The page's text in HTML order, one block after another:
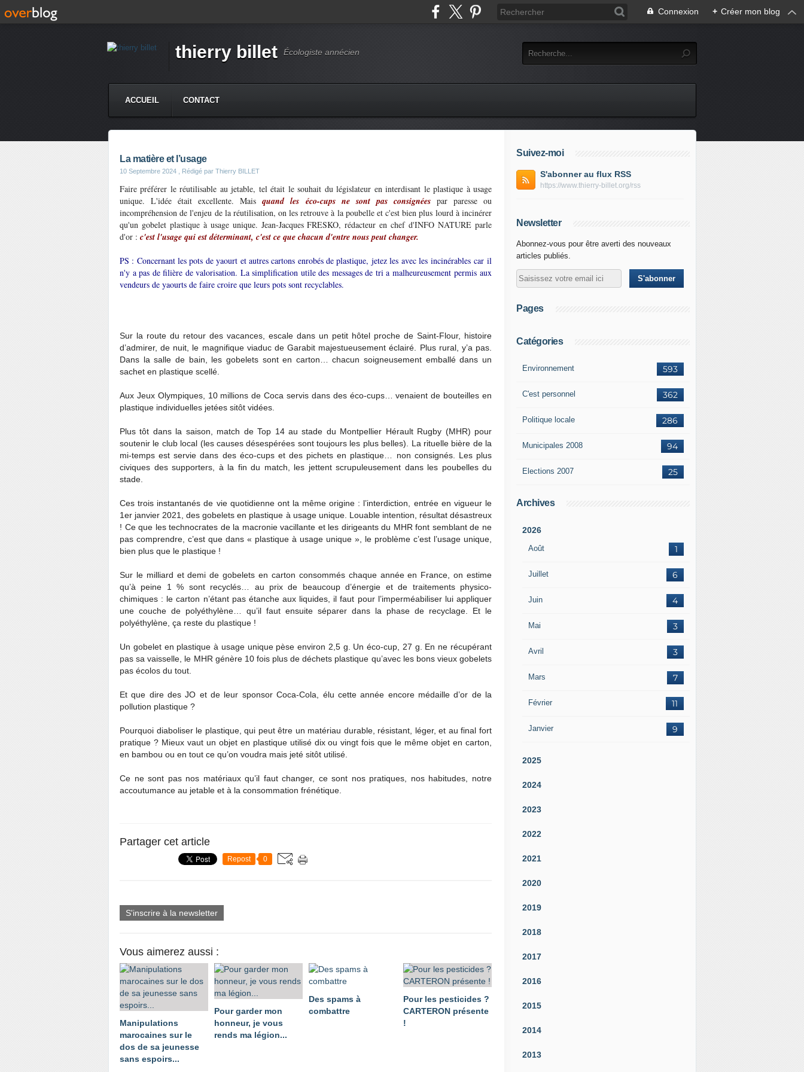
Connexion + Créer mon blog
thierry billet Écologiste annécien
ACCUEIL CONTACT
La matière et l’usage
10 Septembre 2024 , Rédigé par Thierry BILLET
Faire préférer le réutilisable au jetable, tel était le souhait du législateur en interdisant le plastique à usage
unique. L'idée était excellente. Maisquand les éco-cups ne sont pas consignées par paresse ou
incompréhension de l'enjeu de la réutilisation, on les retrouve à la poubelle et c'est bien plus lourd à incinérer
qu'un gobelet plastique à usage unique. Jean-Jacques FRESKO, rédacteur en chef d'INFO NATURE parle
d'or : c'est l'usage qui est déterminant, c'est ce que chacun d'entre nous peut changer.
PS : Concernant les pots de yaourt et autres cartons enrobés de plastique, jetez les avec lesincinérables caril
n'y a pas de filière de valorisation. La simplification utile des messages de tri a malheureusement permis aux
vendeurs de yaourts de faire croire que leurs pots sont recyclables.
Sur la route du retour des vacances, escale dans un petit hôtel proche de Saint-Flour, histoire
d’admirer, de nuit, le magnifique viaduc de Garabit majestueusement éclairé. Plus rural, y’a pas.
Dans la salle de bain, les gobelets sont en carton… chacun soigneusement emballé dans un
sachet en plastique scellé.
Aux Jeux Olympiques, 10 millions de Coca servis dans des éco-cups… venaient de bouteilles en
plastique individuelles jetées sitôt vidées.
Plus tôt dans la saison, match de Top 14 au stade du Montpellier Hérault Rugby (MHR) pour
soutenir le club local (les causes désespérées sont toujours les plus belles). La rituelle bière de la
mi-temps est servie dans des éco-cups et des pichets en plastique… non consignés. Les plus
civiques des supporters, à la fin du match, les jettent scrupuleusement dans les poubelles du
stade.
Ces trois instantanés de vie quotidienne ont la même origine : l’interdiction, entrée en vigueur le
1er janvier 2021, des gobelets en plastique à usage unique. Louable intention, résultat désastreux
! Ce que les technocrates de la macronie vacillante et les dirigeants du MHR font semblant de ne
pas comprendre, c’est que dans « plastique à usage unique », le problème c’est l’usage unique,
bien plus que le plastique !
Sur le milliard et demi de gobelets en carton consommés chaque année en France, on estime
qu’à peine 1 % sont recyclés… au prix de beaucoup d’énergie et de traitements physico-
chimiques : le carton n’étant pas étanche aux liquides, il faut pour l’imperméabiliser lui appliquer
une couche de polyéthylène… qu’il faut ensuite séparer dans la phase de recyclage. Et le
polyéthylène, ça reste du plastique !
Un gobelet en plastique à usage unique pèse environ 2,5 g. Un éco-cup, 27 g. En ne récupérant
pas sa vaisselle, le MHR génère 10 fois plus de déchets plastique qu’avec les bons vieux gobelets
pas écolos du tout.
Et que dire des JO et de leur sponsor Coca-Cola, élu cette année encore médaille d’or de la
pollution plastique ?
Pourquoi diaboliser le plastique, qui peut être un matériau durable, résistant, léger, et au final fort
pratique ? Mieux vaut un objet en plastique utilisé dix ou vingt fois que le même objet en carton,
en bambou ou en tout ce qu’on voudra mais jeté sitôt utilisé.
Ce ne sont pas nos matériaux qu’il faut changer, ce sont nos pratiques, nos habitudes, notre
accoutumance au jetable et à la consommation frénétique.
Partager cet article
Repost 0
S'inscrire à la newsletter
Vous aimerez aussi :
Manipulations
marocaines sur le
dos de sa jeunesse
sans espoirs...
Pour garder mon
honneur, je vous
rends ma légion...
Des spams à
combattre
Pour les pesticides ?
CARTERON présente
!
Suivez-moi
S'abonner au flux RSS
https://www.thierry-billet.org/rss
Newsletter
Abonnez-vous pour être averti des nouveaux
articles publiés.
Pages
Catégories
593
Environnement
362
C'est personnel
286
Politique locale
94
Municipales 2008
25
Elections 2007
Archives
2026
Août 1
Juillet 6
Juin 4
Mai 3
Avril 3
Mars 7
Février 11
Janvier 9
2025
2024
2023
2022
2021
2020
2019
2018
2017
2016
2015
2014
2013